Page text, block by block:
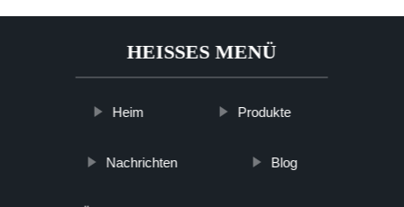
HEISSES MENÜ
Heim Produkte
Nachrichten Blog